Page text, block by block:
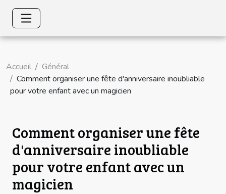
Accueil
Général
Comment organiser une fête d'anniversaire inoubliable
pour votre enfant avec un magicien
Comment organiser une fête
d'anniversaire inoubliable
pour votre enfant avec un
magicien